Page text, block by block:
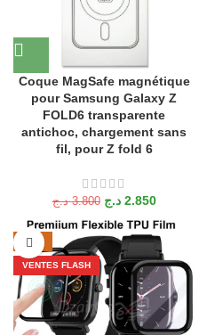
Coque MagSafe magnétique
pour Samsung Galaxy Z
FOLD6 transparente
antichoc, chargement sans
fil, pour Z fold 6
3.800 د.ج 2.850 د.ج
-46%
VENTES FLASH